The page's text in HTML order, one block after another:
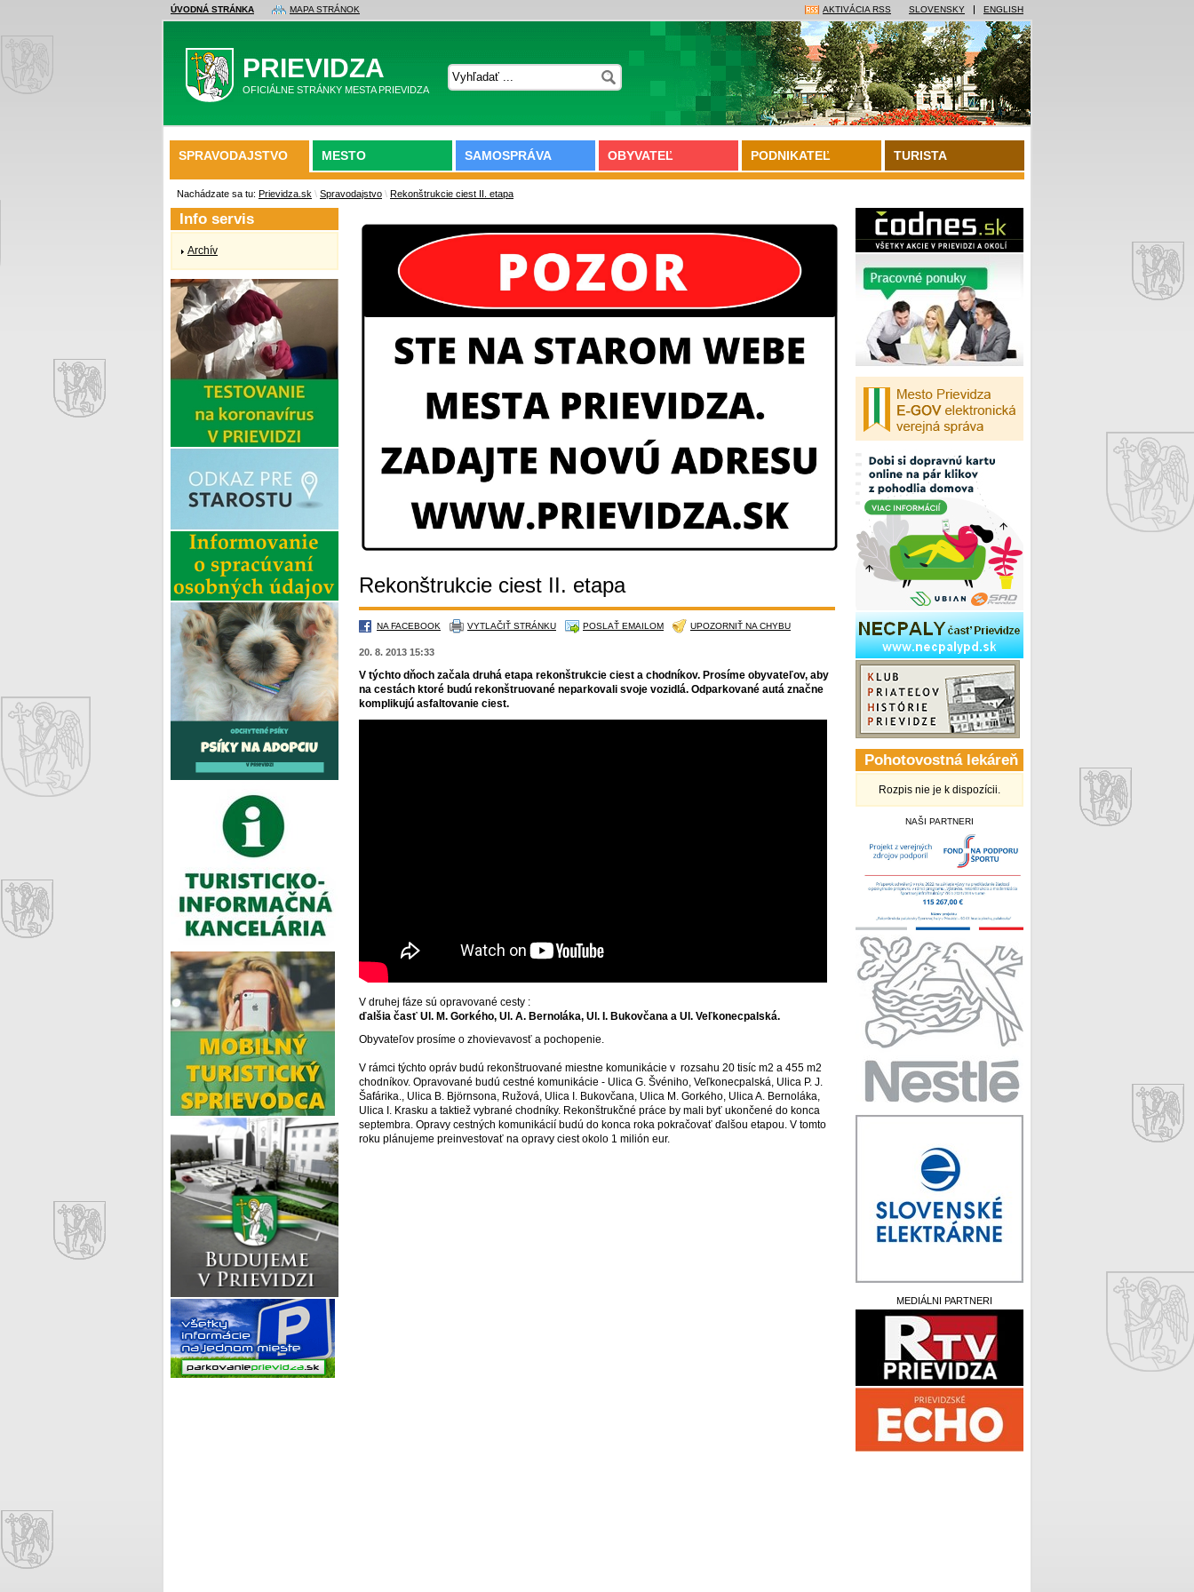
ÚVODNÁ STRÁNKA MAPA STRÁNOK SLOVENSKY ENGLISH
AKTIVÁCIA RSS
PRIEVIDZA
OFICIÁLNE STRÁNKY MESTA PRIEVIDZA
SPRAVODAJSTVO MESTO SAMOSPRÁVA OBYVATEĽ PODNIKATEĽ TURISTA
Nachádzate sa tu: Prievidza.sk \ Spravodajstvo \ Rekonštrukcie ciest II. etapa
Rekonštrukcie ciest II. etapa
NA FACEBOOK VYTLAČIŤ STRÁNKU POSLAŤ EMAILOM UPOZORNIŤ NA CHYBU
20. 8. 2013 15:33
V týchto dňoch začala druhá etapa rekonštrukcie ciest a chodníkov. Prosíme obyvateľov, aby
na cestách ktoré budú rekonštruované neparkovali svoje vozidlá. Odparkované autá značne
komplikujú asfaltovanie ciest.
V druhej fáze sú opravované cesty :
ďalšia časť Ul. M. Gorkého, Ul. A. Bernoláka, Ul. I. Bukovčana a Ul. Veľkonecpalská.
Obyvateľov prosíme o zhovievavosť a pochopenie.
V rámci týchto opráv budú rekonštruované miestne komunikácie v rozsahu 20 tisíc m2 a 455 m2
chodníkov. Opravované budú cestné komunikácie - Ulica G. Švéniho, Veľkonecpalská, Ulica P. J.
Šafárika., Ulica B. Björnsona, Ružová, Ulica I. Bukovčana, Ulica M. Gorkého, Ulica A. Bernoláka,
Ulica I. Krasku a taktiež vybrané chodníky. Rekonštrukčné práce by mali byť ukončené do konca
septembra. Opravy cestných komunikácií budú do konca roka pokračovať ďalšou etapou. V tomto
roku plánujeme preinvestovať na opravy ciest okolo 1 milión eur.
Info servis
Archív
Pohotovostná lekáreň
Rozpis nie je k dispozícii.
NAŠI PARTNERI
MEDIÁLNI PARTNERI